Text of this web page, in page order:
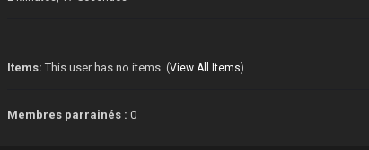
Items: This user has no items. (View All Items)
Membres parrainés :0